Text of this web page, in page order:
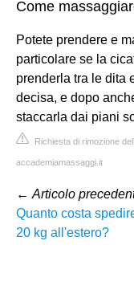
Come
Potete prendere e
particolare se la
prenderla tra le dita
decisa, e dopo
staccarla dai piani
Richiesta di rimozione
accademiamassaggi.it
← Articolo
Quanto costa
20 kg all'estero?